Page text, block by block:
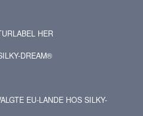
HER
DREAM®
EU-LANDE HOS SILKY-